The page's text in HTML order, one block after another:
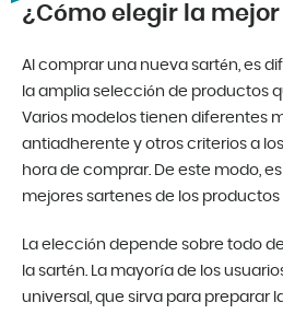
¿Cómo elegir la
Al comprar una nueva sartén, es
la amplia selección de productos
Varios modelos tienen diferentes
antiadherente y otros criterios a
hora de comprar. De este modo,
mejores sartenes de los
La elección depende sobre todo
la sartén. La mayoría de los
universal, que sirva para preparar